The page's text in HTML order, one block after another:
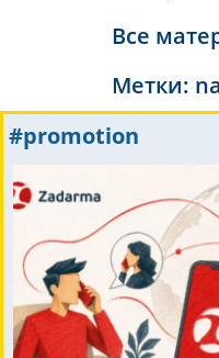
Все
Метки:
#promotion